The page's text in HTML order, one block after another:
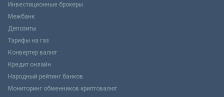
Инвестиционные брокеры
Межбанк
Депозиты
Тарифы на газ
Конвертер валют
Кредит онлайн
Народный рейтинг банков
Мониторинг обменников криптовалют